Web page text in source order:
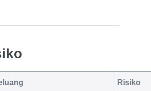
Risiko